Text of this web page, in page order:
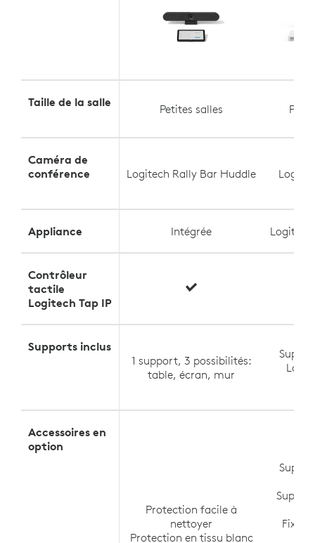
Taille de la salle Petites salles
Caméra de
conférence
Logitech Rally Bar Huddle
Appliance Intégrée
Contrôleur
tactile
Logitech Tap IP
Supports inclus
1 support, 3 possibilités:
table, écran, mur
Accessoires en
option
Protection facile à
nettoyer
Protection en tissu blanc